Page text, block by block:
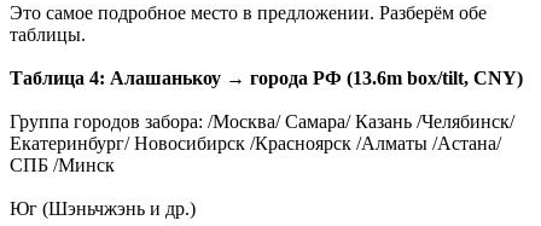
Это самое подробное место в предложении. Разберём обе
таблицы.
Таблица 4: Алашанькоу → города РФ (13.6m box/tilt, CNY)
Группа городов забора: /Москва/ Самара/ Казань /Челябинск/
Екатеринбург/ Новосибирск /Красноярск /Алматы /Астана/
СПБ /Минск
Юг (Шэньчжэнь и др.)